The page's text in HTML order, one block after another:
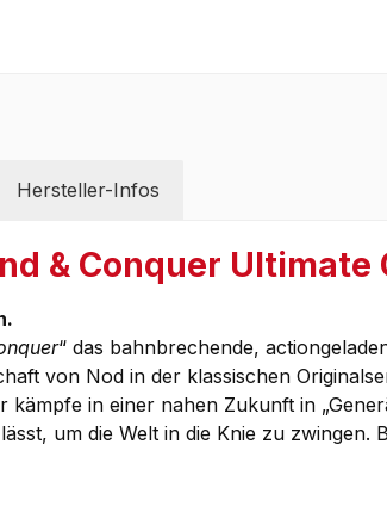
Hersteller-Infos
& Conquer Ultimate
“ das bahnbrechende,
von Nod in der klassischen
in einer nahen Zukunft in
um die Welt in die Knie zu zwingen.